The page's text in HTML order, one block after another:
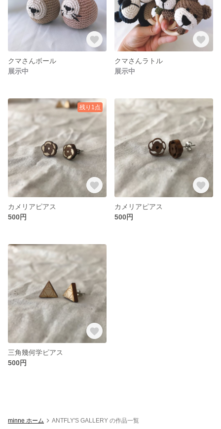
クマさんボール
展示中
クマさんラトル
展示中
残り1点
カメリアピアス
500円
カメリアピアス
500円
三角幾何学ピアス
500円
minne ホーム ANTFLY'S GALLERY の作品一覧